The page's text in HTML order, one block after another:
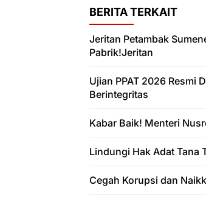
BERITA TERKAIT
Jeritan Petambak
Pabrik!Jeritan
Ujian PPAT 2026 Resmi
Berintegritas
Kabar Baik! Menteri
Lindungi Hak Adat Tana
Cegah Korupsi dan